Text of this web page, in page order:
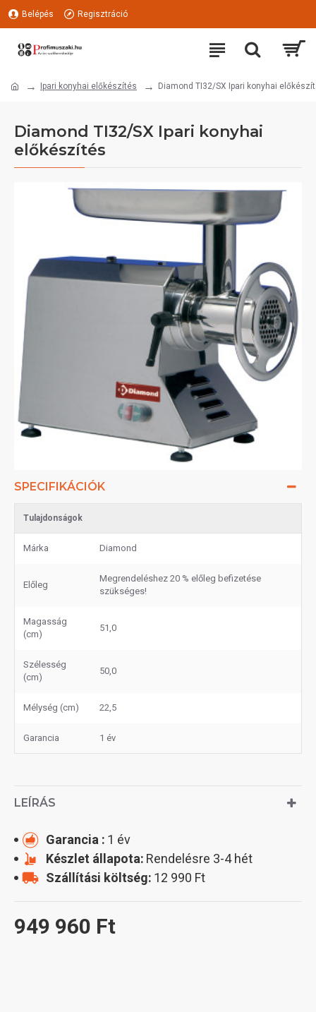
Belépés Regisztráció
Ipari konyhai előkészítés Diamond TI32/SX Ipari konyhai
Diamond TI32/SX Ipari konyhai
előkészítés
SPECIFIKÁCIÓK
Tulajdonságok
Márka Diamond
Előleg
Megrendeléshez 20 % előleg befizetése
szükséges!
Magasság
(cm)
51,0
Szélesség
(cm)
50,0
Mélység (cm) 22,5
Garancia 1 év
LEÍRÁS
949 960 Ft
Garancia : 1 év
Készlet állapota: Rendelésre 3-4 hét
Szállítási költség: 12 990 Ft